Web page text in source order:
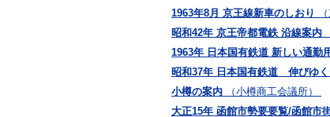
1963年8月 京王線新車のしおり
昭和42年 京王帝都電鉄 沿線案内
1963年 日本国有鉄道 新しい通勤
昭和37年 日本国有鉄道 伸びゆ
小樽の案内
（小樽商工会議所）
大正15年 函館市勢要要覧/函館市